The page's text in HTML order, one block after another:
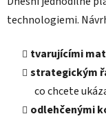
technologiemi.
tvarujícími
strategickým
co chcete
odlehčenými